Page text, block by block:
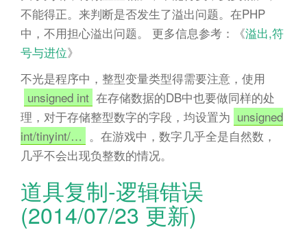
不能得正。来判断是否发生了溢出问题。在PHP
中，不用担心溢出问题。 更多信息参考：《溢出,符
号与进位》
不光是程序中，整型变量类型得需要注意，使用
unsigned int 在存储数据的DB中也要做同样的处
理，对于存储整型数字的字段，均设置为 unsigned
int/tinyint/… 。在游戏中，数字几乎全是自然数，
几乎不会出现负整数的情况。
道具复制-逻辑错误
(2014/07/23 更新)